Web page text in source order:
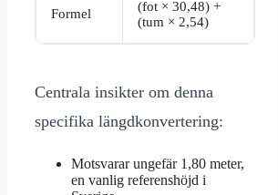
Formel
(fot × 30,48) +
(tum × 2,54)
Centrala insikter om denna
specifika längdkonvertering:
Motsvarar ungefär 1,80 meter,
en vanlig referenshöjd i